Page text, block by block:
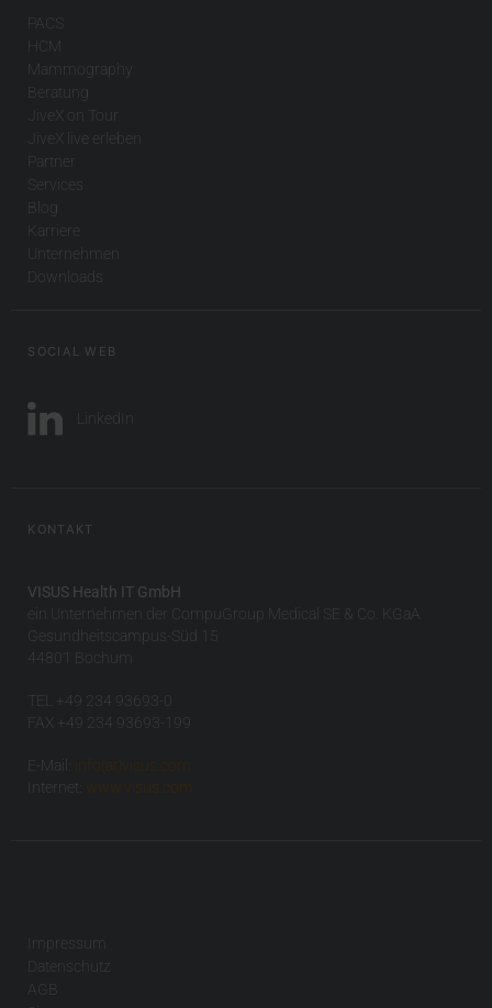
PACS
HCM
Mammography
Beratung
JiveX on Tour
JiveX live erleben
Partner
Services
Blog
Karriere
Unternehmen
Downloads
SOCIAL WEB
LinkedIn
KONTAKT
VISUS Health IT GmbH
ein Unternehmen der CompuGroup Medical SE & Co. KGaA
Gesundheitscampus-Süd 15
44801 Bochum
TEL +49 234 93693-0
FAX +49 234 93693-199
E-Mail:
info(at)visus.com
Internet:
www.visus.com
Impressum
Datenschutz
AGB